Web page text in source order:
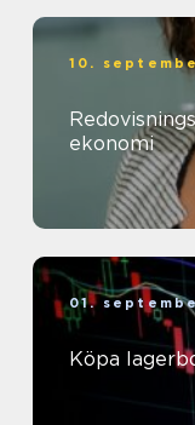
10.
ekonomi
01.
Köpa